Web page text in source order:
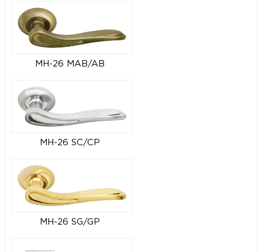
MH-26 MAB/AB
MH-26 SC/CP
MH-26 SG/GP